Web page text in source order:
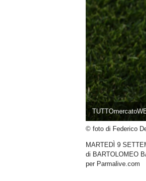
© foto di Federico
MARTEDÌ 9
di BARTOLOMEO
per Parmalive.com